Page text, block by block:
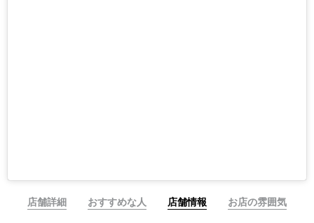
店舗詳細 おすすめな人 店舗情報 お店の雰囲気